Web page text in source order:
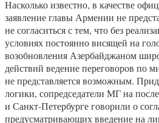
Насколько известно, в качестве
заявление главы Армении не
не согласиться с тем, что без
условиях постоянно висящей на
возобновления Азербайджаном
действий ведение переговоров по
не представляется возможным.
логики, сопредседатели МГ на
и Санкт-Петербурге говорили о
предусматривающих введение на